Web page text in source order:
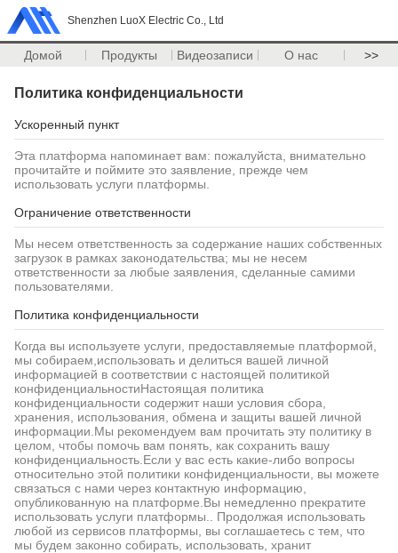
Shenzhen LuoX Electric Co., Ltd
Домой Продукты Видеозаписи О нас >>
Политика конфиденциальности
Ускоренный пункт
Эта платформа напоминает вам: пожалуйста, внимательно
прочитайте и поймите это заявление, прежде чем
использовать услуги платформы.
Ограничение ответственности
Мы несем ответственность за содержание наших собственных
загрузок в рамках законодательства; мы не несем
ответственности за любые заявления, сделанные самими
пользователями.
Политика конфиденциальности
Когда вы используете услуги, предоставляемые платформой,
мы собираем,использовать и делиться вашей личной
информацией в соответствии с настоящей политикой
конфиденциальностиНастоящая политика
конфиденциальности содержит наши условия сбора,
хранения, использования, обмена и защиты вашей личной
информации.Мы рекомендуем вам прочитать эту политику в
целом, чтобы помочь вам понять, как сохранить вашу
конфиденциальность.Если у вас есть какие-либо вопросы
относительно этой политики конфиденциальности, вы можете
связаться с нами через контактную информацию,
опубликованную на платформе.Вы немедленно прекратите
использовать услуги платформы.. Продолжая использовать
любой из сервисов платформы, вы соглашаетесь с тем, что
мы будем законно собирать, использовать, хранит